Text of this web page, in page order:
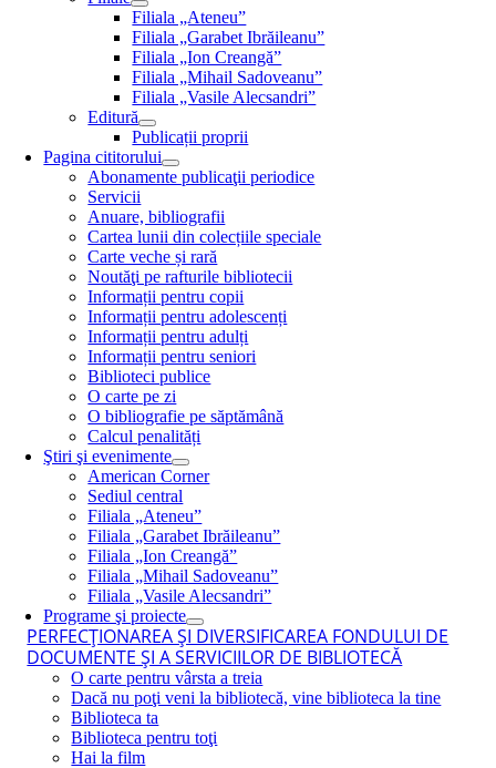
Filiala „Ateneu”
Filiala „Garabet Ibrăileanu”
Filiala „Ion Creangă”
Filiala „Mihail Sadoveanu”
Filiala „Vasile Alecsandri”
Editură
Publicații proprii
Pagina cititorului
Abonamente publicaţii periodice
Servicii
Anuare, bibliografii
Cartea lunii din colecțiile speciale
Carte veche și rară
Noutăţi pe rafturile bibliotecii
Informații pentru copii
Informații pentru adolescenți
Informații pentru adulți
Informații pentru seniori
Biblioteci publice
O carte pe zi
O bibliografie pe săptămână
Calcul penalități
Ştiri şi evenimente
American Corner
Sediul central
Filiala „Ateneu”
Filiala „Garabet Ibrăileanu”
Filiala „Ion Creangă”
Filiala „Mihail Sadoveanu”
Filiala „Vasile Alecsandri”
Programe şi proiecte
PERFECŢIONAREA ŞI DIVERSIFICAREA FONDULUI DE
DOCUMENTE ŞI A SERVICIILOR DE BIBLIOTECĂ
O carte pentru vârsta a treia
Dacă nu poţi veni la bibliotecă, vine biblioteca la tine
Biblioteca ta
Biblioteca pentru toţi
Hai la film